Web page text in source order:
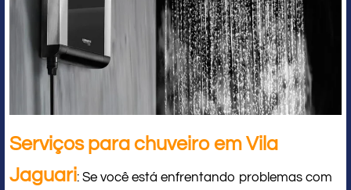
Serviços para chuveiro em Vila
Jaguari: Se você está enfrentando problemas com